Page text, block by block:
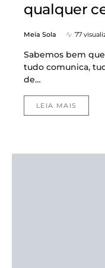
qualquer
Meia Sola 77
Sabemos bem
tudo comunica,
de…
LEIA MAIS